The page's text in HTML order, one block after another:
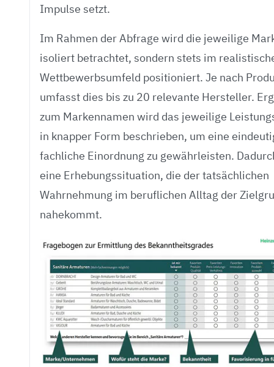
Impulse setzt.
Im Rahmen der Abfrage wird die jeweilige
isoliert betrachtet, sondern stets im
Wettbewerbsumfeld positioniert. Je nach
umfasst dies bis zu 20 relevante Hersteller.
zum Markennamen wird das jeweilige
in knapper Form beschrieben, um eine
fachliche Einordnung zu gewährleisten.
eine Erhebungssituation, die der tatsächlichen
Wahrnehmung im beruflichen Alltag der
nahekommt.